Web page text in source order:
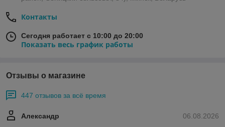
Контакты
Сегодня работает с 10:00 до 20:00
Показать весь график работы
Отзывы о магазине
447 отзывов за всё время
06.08.2026
Александр